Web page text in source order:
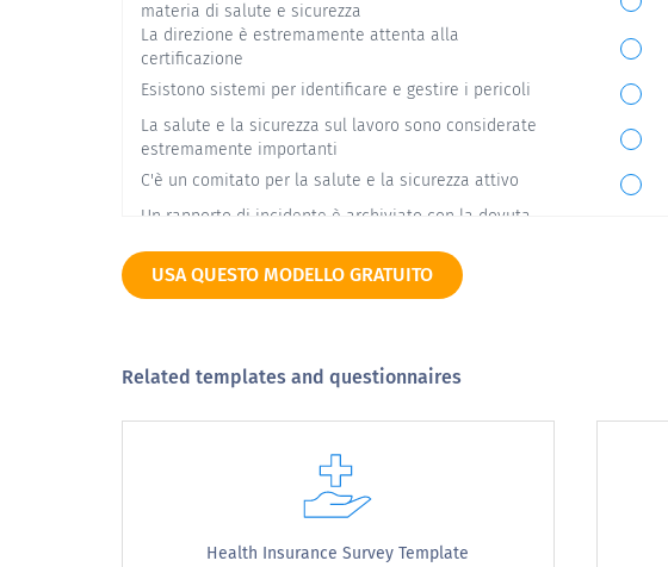
materia di salute e sicurezza
La direzione è estremamente attenta alla
certificazione
Esistono sistemi per identificare e gestire i pericoli
La salute e la sicurezza sul lavoro sono considerate
estremamente importanti
C'è un comitato per la salute e la sicurezza attivo
Un rapporto di incidente è archiviato con la dovuta
Le procedure di salute e sicurezza sono
chiaramente comunicate
3. Le seguenti domande si basano sulla
risposta più appropriate.
Ho le idee chiare sulle norme in materia di salute e
USA QUESTO MODELLO GRATUITO
Related templates and questionnaires
Health Insurance Survey Template